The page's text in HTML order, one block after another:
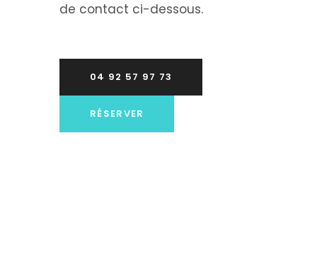
de contact ci-dessous.
04 92 57 97 73
RÉSERVER